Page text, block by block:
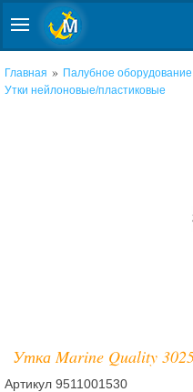
Главная » Палубное оборудование
Утки нейлоновые/пластиковые
Утка Marine Quality
Артикул 9511001530